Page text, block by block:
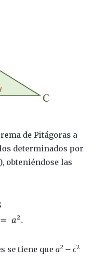
de Pitágoras a
determinados por
), obteniéndose las
se tiene que a2 – c2